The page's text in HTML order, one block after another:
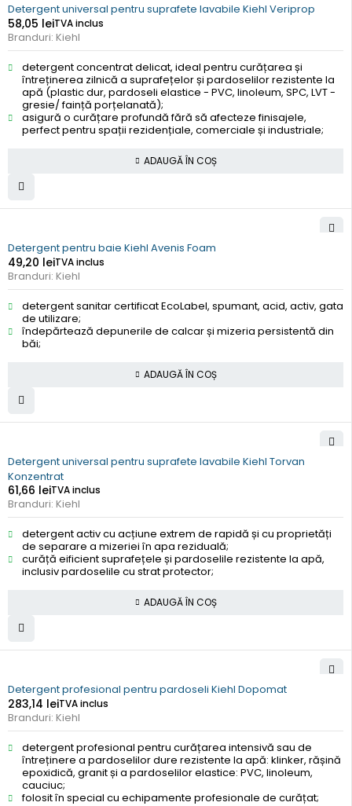
Detergent universal pentru suprafete lavabile Kiehl Veriprop
58,05 leiTVA inclus
Branduri: Kiehl
detergent concentrat delicat, ideal pentru curățarea și
întreținerea zilnică a suprafețelor și pardoselilor rezistente la
apă (plastic dur, pardoseli elastice - PVC, linoleum, SPC, LVT -
gresie/ faință porțelanată);
asigură o curățare profundă fără să afecteze finisajele,
perfect pentru spații rezidențiale, comerciale și industriale;
ADAUGĂ ÎN COȘ
Detergent pentru baie Kiehl Avenis Foam
49,20 leiTVA inclus
Branduri: Kiehl
detergent sanitar certificat EcoLabel, spumant, acid, activ, gata
de utilizare;
îndepărtează depunerile de calcar și mizeria persistentă din
băi;
ADAUGĂ ÎN COȘ
Detergent universal pentru suprafete lavabile Kiehl Torvan
Konzentrat
61,66 leiTVA inclus
Branduri: Kiehl
detergent activ cu acțiune extrem de rapidă și cu proprietăți
de separare a mizeriei în apa reziduală;
curăță eificient suprafețele și pardoselile rezistente la apă,
inclusiv pardoselile cu strat protector;
ADAUGĂ ÎN COȘ
Detergent profesional pentru pardoseli Kiehl Dopomat
283,14 leiTVA inclus
Branduri: Kiehl
detergent profesional pentru curățarea intensivă sau de
întreținere a pardoselilor dure rezistente la apă: klinker, rășină
epoxidică, granit și a pardoselilor elastice: PVC, linoleum,
cauciuc;
folosit în special cu echipamente profesionale de curățat;